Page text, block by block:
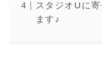
スタジオUに
ます♪